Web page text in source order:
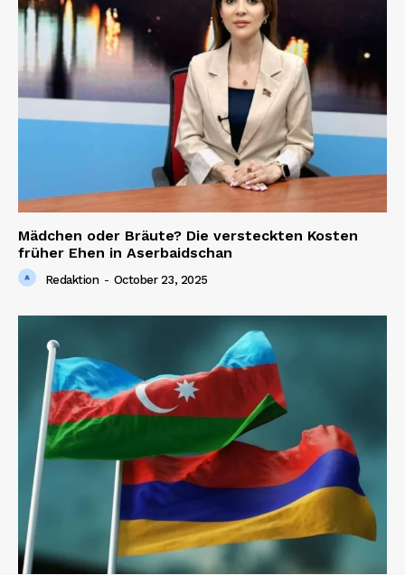
Company
About us
Contact us
Mädchen oder Bräute? Die versteckten Kosten
früher Ehen in Aserbaidschan
Redaktion - October 23, 2025